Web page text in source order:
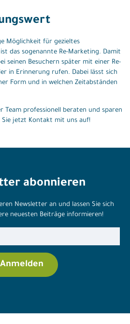
Möglichkeit für gezieltes
das sogenannte Re-Marketing. Damit
seinen Besuchern später mit einer Re-
in Erinnerung rufen. Dabei lässt sich
Form und in welchen Zeitabständen
Team professionell beraten und sparen
Sie jetzt Kontakt mit uns auf!
abonnieren
Newsletter an und lassen Sie sich
neuesten Beiträge informieren!